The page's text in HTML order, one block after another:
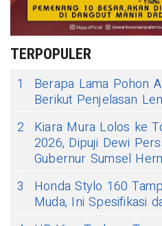
TERPOPULER
1
Berapa Lama Pohon
Berikut Penjelasan
2
Kiara Mura Lolos ke
2026, Dipuji Dewi
Gubernur Sumsel
3
Honda Stylo 160
Muda, Ini Spesifikasi